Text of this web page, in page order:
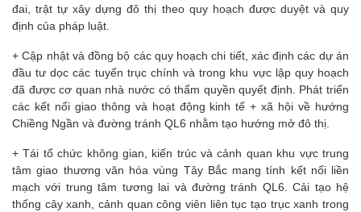
đai, trật tự xây dựng đô thị theo quy hoạch được duyệt và quy
định của pháp luật.
+ Cập nhật và đồng bộ các quy hoạch chi tiết, xác định các dự án
đầu tư dọc các tuyến trục chính và trong khu vực lập quy hoạch
đã được cơ quan nhà nước có thẩm quyền quyết định. Phát triển
các kết nối giao thông và hoạt động kinh tế + xã hội về hướng
Chiềng Ngần và đường tránh QL6 nhằm tạo hướng mở đô thị.
+ Tái tổ chức không gian, kiến trúc và cảnh quan khu vực trung
tâm giao thương văn hóa vùng Tây Bắc mang tính kết nối liền
mạch với trung tâm tương lai và đường tránh QL6. Cải tạo hệ
thống cây xanh, cảnh quan công viên liên tục tạo trục xanh trong